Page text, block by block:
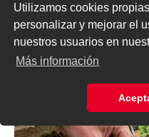
Utilizamos cookies
personalizar y mejorar el
nuestros usuarios en
Más información